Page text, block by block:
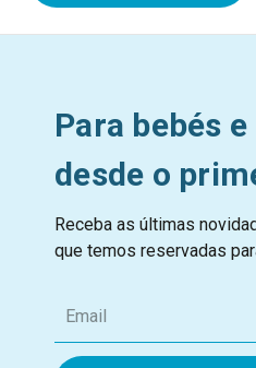
Para bebés
desde o
Receba as últimas
que temos reservadas
m